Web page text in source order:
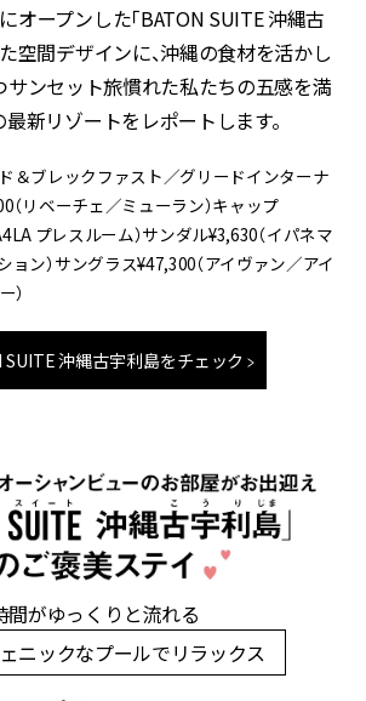
オープンした「BATON SUITE 沖縄古
た空間デザインに、沖縄の食材を活かし
サンセット――旅慣れた私たちの五感を満
最新リゾートをレポートします。
＆ブレックファスト／グリードインターナ
（リベーチェ／ミューラン）キャップ
プレスルーム）サンダル¥3,630（イパネマ
ン）サングラス¥47,300（アイヴァン／アイ
）
SUITE 沖縄古宇利島をチェック
間がゆっくりと流れる
ニックなプールでリラックス